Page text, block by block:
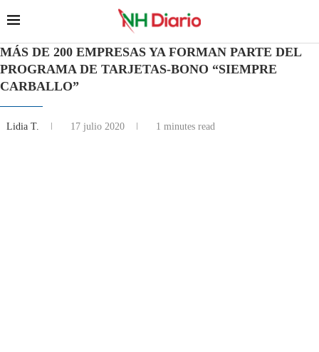
MÁS DE 200 EMPRESAS YA FORMAN PARTE DEL
PROGRAMA DE TARJETAS-BONO “SIEMPRE
CARBALLO”
Lidia T. 17 julio 2020 1 minutes read